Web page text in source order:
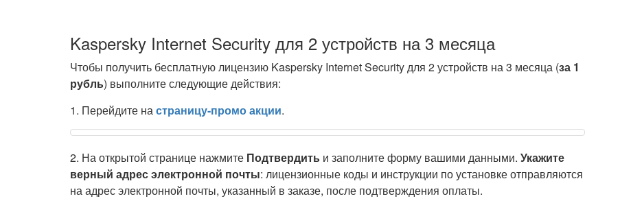
Kaspersky Internet Security для 2 устройств на 3 месяца
Чтобы получить бесплатную лицензию Kaspersky Internet Security для 2 устройств на 3 месяца (за 1
рубль) выполните следующие действия:
1. Перейдите настраницу-промо акции.
2. На открытой странице нажмите Подтвердить и заполните форму вашими данными. Укажите
верный адрес электронной почты: лицензионные коды и инструкции по установке отправляются
на адрес электронной почты, указанный в заказе, после подтверждения оплаты.